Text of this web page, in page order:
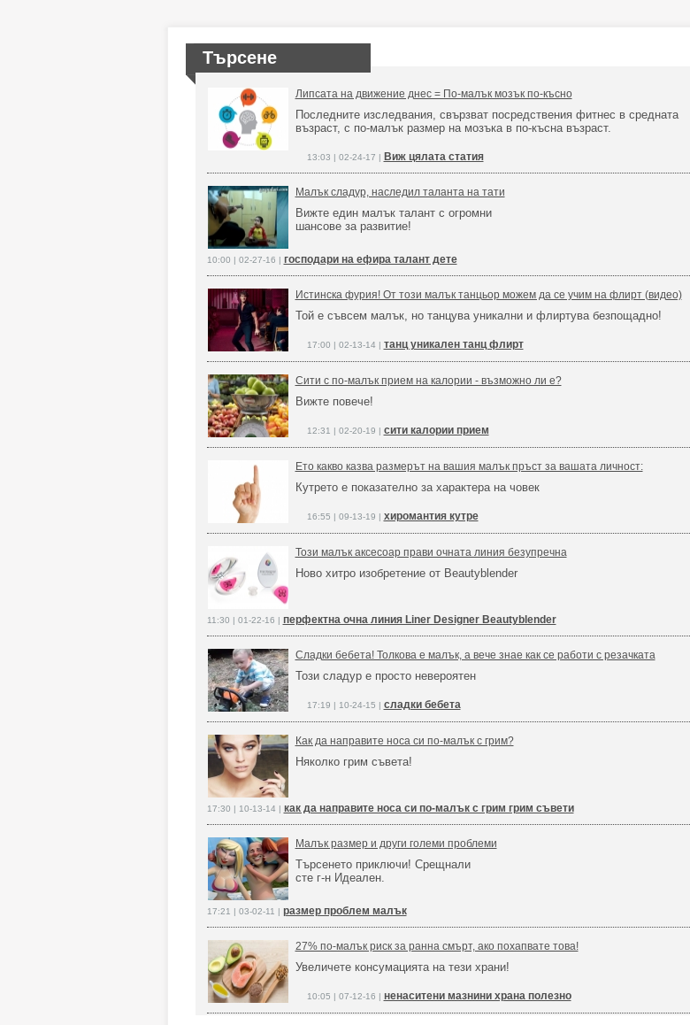
Търсене
Липсата на движение днес = По-малък мозък по-късно
Последните изследвания, свързват посредствения фитнес в средната
възраст, с по-малък размер на мозъка в по-късна възраст.
13:03 | 02-24-17 | Виж цялата статия
Малък сладур, наследил таланта на тати
Вижте един малък талант с огромни
шансове за развитие!
10:00 | 02-27-16 | господари на ефира талант дете
Истинска фурия! От този малък танцьор можем да се учим на флирт (видео)
Той е съвсем малък, но танцува уникални и флиртува безпощадно!
17:00 | 02-13-14 | танц уникален танц флирт
Сити с по-малък прием на калории - възможно ли е?
Вижте повече!
12:31 | 02-20-19 | сити калории прием
Ето какво казва размерът на вашия малък пръст за вашата личност:
Кутрето е показателно за характера на човек
16:55 | 09-13-19 | хиромантия кутре
Този малък аксесоар прави очната линия безупречна
Ново хитро изобретение от Beautyblender
11:30 | 01-22-16 | перфектна очна линия Liner Designer Beautyblender
Сладки бебета! Толкова е малък, а вече знае как се работи с резачката
Този сладур е просто невероятен
17:19 | 10-24-15 | сладки бебета
Как да направите носа си по-малък с грим?
Няколко грим съвета!
17:30 | 10-13-14 | как да направите носа си по-малък с грим грим съвети
Малък размер и други големи проблеми
Търсенето приключи! Срещнали
сте г-н Идеален.
17:21 | 03-02-11 | размер проблем малък
27% по-малък риск за ранна смърт, ако похапвате товa!
Увеличете консумацията на тези храни!
10:05 | 07-12-16 | ненаситени мазнини храна полезно